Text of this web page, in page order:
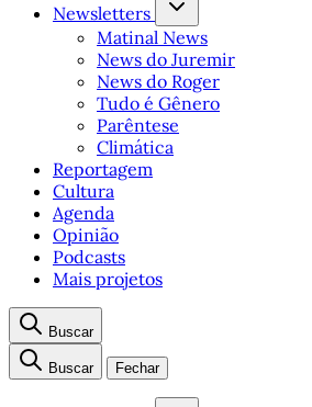
Newsletters
Matinal News
News do Juremir
News do Roger
Tudo é Gênero
Parêntese
Climática
Reportagem
Cultura
Agenda
Opinião
Podcasts
Mais projetos
Buscar
Buscar Fechar